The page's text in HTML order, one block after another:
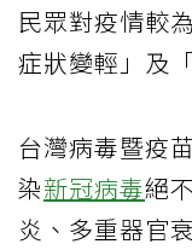
民眾對疫情較
症狀變輕」及
台灣病毒暨疫
染新冠病毒絕
炎、多重器官